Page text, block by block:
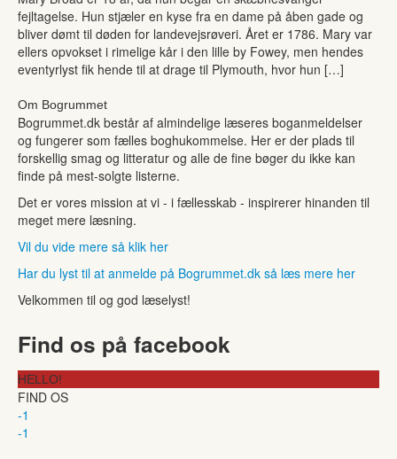
fejltagelse. Hun stjæler en kyse fra en dame på åben gade og
bliver dømt til døden for landevejsrøveri. Året er 1786. Mary var
ellers opvokset i rimelige kår i den lille by Fowey, men hendes
eventyrlyst fik hende til at drage til Plymouth, hvor hun […]
Om Bogrummet
Bogrummet.dk består af almindelige læseres boganmeldelser
og fungerer som fælles boghukommelse. Her er der plads til
forskellig smag og litteratur og alle de fine bøger du ikke kan
finde på mest-solgte listerne.
Det er vores mission at vi - i fællesskab - inspirerer hinanden til
meget mere læsning.
Vil du vide mere så klik her
Har du lyst til at anmelde på Bogrummet.dk så læs mere her
Velkommen til og god læselyst!
Find os på facebook
HELLO!
FIND OS
-1
-1